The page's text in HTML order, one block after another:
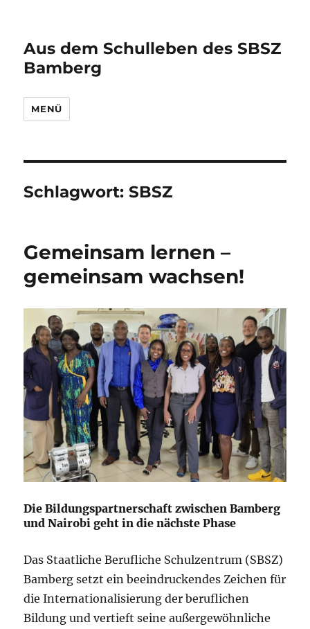
Aus dem Schulleben des SBSZ
Bamberg
MENÜ
Schlagwort:SBSZ
Gemeinsam lernen –
gemeinsam wachsen!
Die Bildungspartnerschaft zwischen Bamberg
und Nairobi geht in die nächste Phase
Das Staatliche Berufliche Schulzentrum (SBSZ)
Bamberg setzt ein beeindruckendes Zeichen für
die Internationalisierung der beruflichen
Bildung und vertieft seine außergewöhnliche